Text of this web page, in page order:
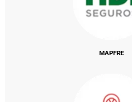
MAPFRE